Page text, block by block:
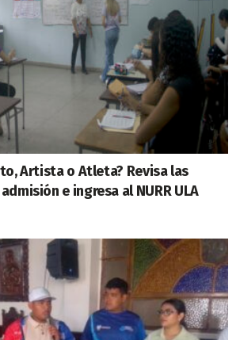
Artista o Atleta? Revisa las
e ingresa al NURR ULA